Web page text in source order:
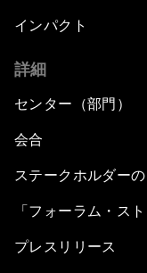
インパクト
詳細
センター（部門）
会合
ステークホルダー
「フォーラム・スト
プレスリリース